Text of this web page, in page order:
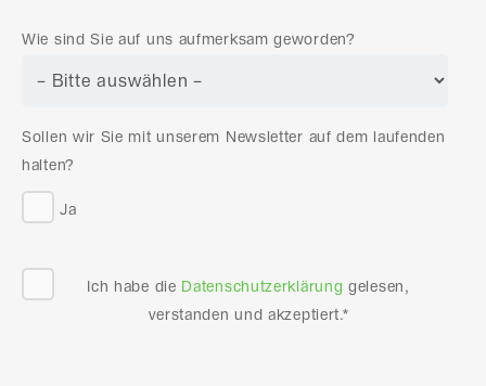
Wie sind Sie auf uns aufmerksam geworden?
Sollen wir Sie mit unserem Newsletter auf dem laufenden
halten?
Ja
Ich habe die Datenschutzerklärung gelesen,
verstanden und akzeptiert.*